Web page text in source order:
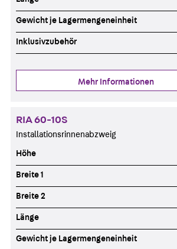
Gewicht je Lagermengeneinheit
Inklusivzubehör
Mehr Informationen
RIA 60-10S
Installationsrinnenabzweig
Höhe
Breite 1
Breite 2
Länge
Gewicht je Lagermengeneinheit